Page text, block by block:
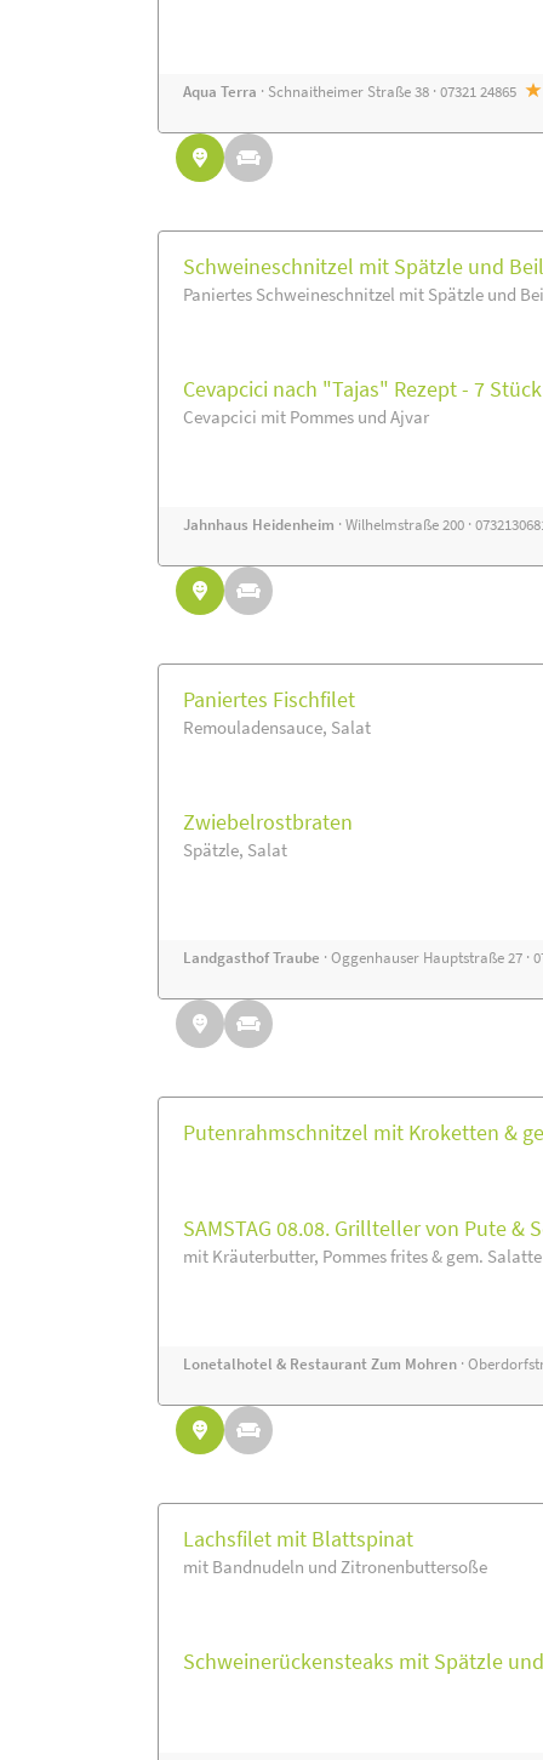
Aqua Terra · Schnaitheimer Straße 38 · 07321 24865
Schweineschnitzel mit Spätzle und
Paniertes Schweineschnitzel mit Spätzle und
Cevapcici nach "Tajas" Rezept - 7 Stück
Cevapcici mit Pommes und Ajvar
Jahnhaus Heidenheim · Wilhelmstraße 200 ·
Paniertes Fischfilet
Remouladensauce, Salat
Zwiebelrostbraten
Spätzle, Salat
Landgasthof Traube · Oggenhauser Hauptstraße 27 ·
Putenrahmschnitzel mit Kroketten &
SAMSTAG 08.08. Grillteller von Pute &
mit Kräuterbutter, Pommes frites & gem.
Lonetalhotel & Restaurant Zum Mohren ·
Lachsfilet mit Blattspinat
mit Bandnudeln und Zitronenbuttersoße
Schweinerückensteaks mit Spätzle